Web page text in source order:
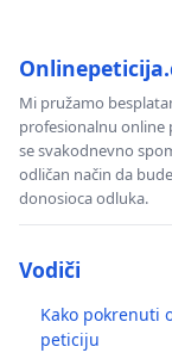
Mi pružamo
profesionalnu online
se svakodnevno
odličan način da
donosioca odluka.
Vodiči
Kako pokrenuti
peticiju